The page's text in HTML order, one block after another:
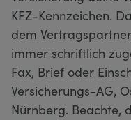
KFZ-Kennzeichen.
dem
immer schriftlich
Fax, Brief oder
Versicherungs-AG,
Nürnberg. Beachte,